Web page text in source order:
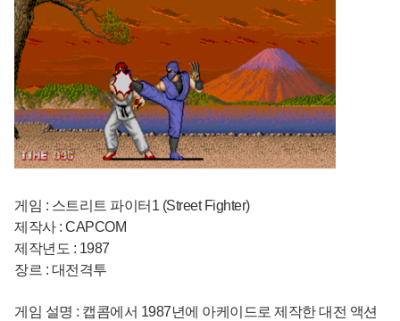
게임 : 스트리트 파이터1 (Street Fighter)
제작사 : CAPCOM
제작년도 : 1987
장르 : 대전격투
게임 설명 : 캡콤에서 1987년에 아케이드로 제작한 대전 액션